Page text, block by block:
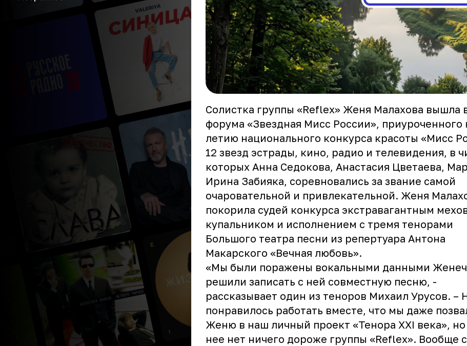
Солистка группы «Reflex» Женя Малахова вышла
форума «Звездная Мисс России», приуроченного
летию национального конкурса красоты «Мисс
12 звезд эстрады, кино, радио и телевидения, в
которых Анна Седокова, Анастасия Цветаева,
Ирина Забияка, соревновались за звание самой
очаровательной и привлекательной. Женя
покорила судей конкурса экстравагантным
купальником и исполнением с тремя тенорами
Большого театра песни из репертуара Антона
Макарского «Вечная любовь».
«Мы были поражены вокальными данными
решили записать с ней совместную песню, -
рассказывает один из теноров Михаил Урусов. –
понравилось работать вместе, что мы даже
Женю в наш личный проект «Тенора XXI века», но
нее нет ничего дороже группы «Reflex». Вообще с